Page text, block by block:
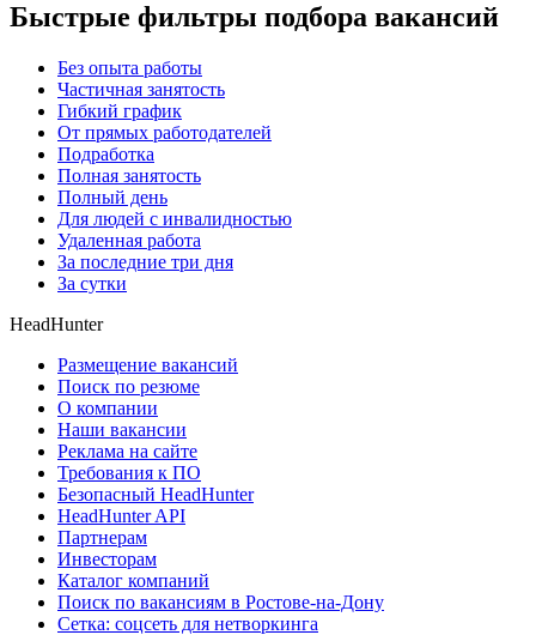
Быстрые фильтры подбора вакансий
Без опыта работы
Частичная занятость
Гибкий график
От прямых работодателей
Подработка
Полная занятость
Полный день
Для людей с инвалидностью
Удаленная работа
За последние три дня
За сутки
HeadHunter
Размещение вакансий
Поиск по резюме
О компании
Наши вакансии
Реклама на сайте
Требования к ПО
Безопасный HeadHunter
HeadHunter API
Партнерам
Инвесторам
Каталог компаний
Поиск по вакансиям в Ростове-на-Дону
Сетка: соцсеть для нетворкинга